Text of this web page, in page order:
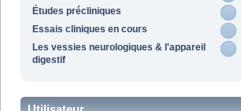
Études précliniques
Essais cliniques en cours
Les vessies neurologiques & l'appareil
digestif